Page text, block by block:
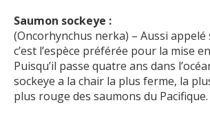
Saumon sockeye :
(Oncorhynchus nerka) – Aussi
c’est l’espèce préférée pour la mise
Puisqu’il passe quatre ans dans
sockeye a la chair la plus ferme, la
plus rouge des saumons du Pacifique.